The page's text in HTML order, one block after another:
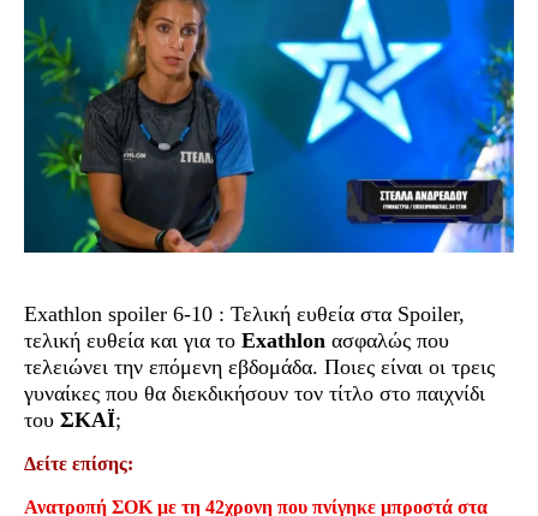
Exathlon spoiler 6-10 : Τελική ευθεία στα Spoiler,
τελική ευθεία και για το Exathlon ασφαλώς που
τελειώνει την επόμενη εβδομάδα. Ποιες είναι οι τρεις
γυναίκες που θα διεκδικήσουν τον τίτλο στο παιχνίδι
του ΣΚΑΪ;
Δείτε επίσης:
Ανατροπή ΣΟΚ με τη 42χρονη που πνίγηκε μπροστά στα